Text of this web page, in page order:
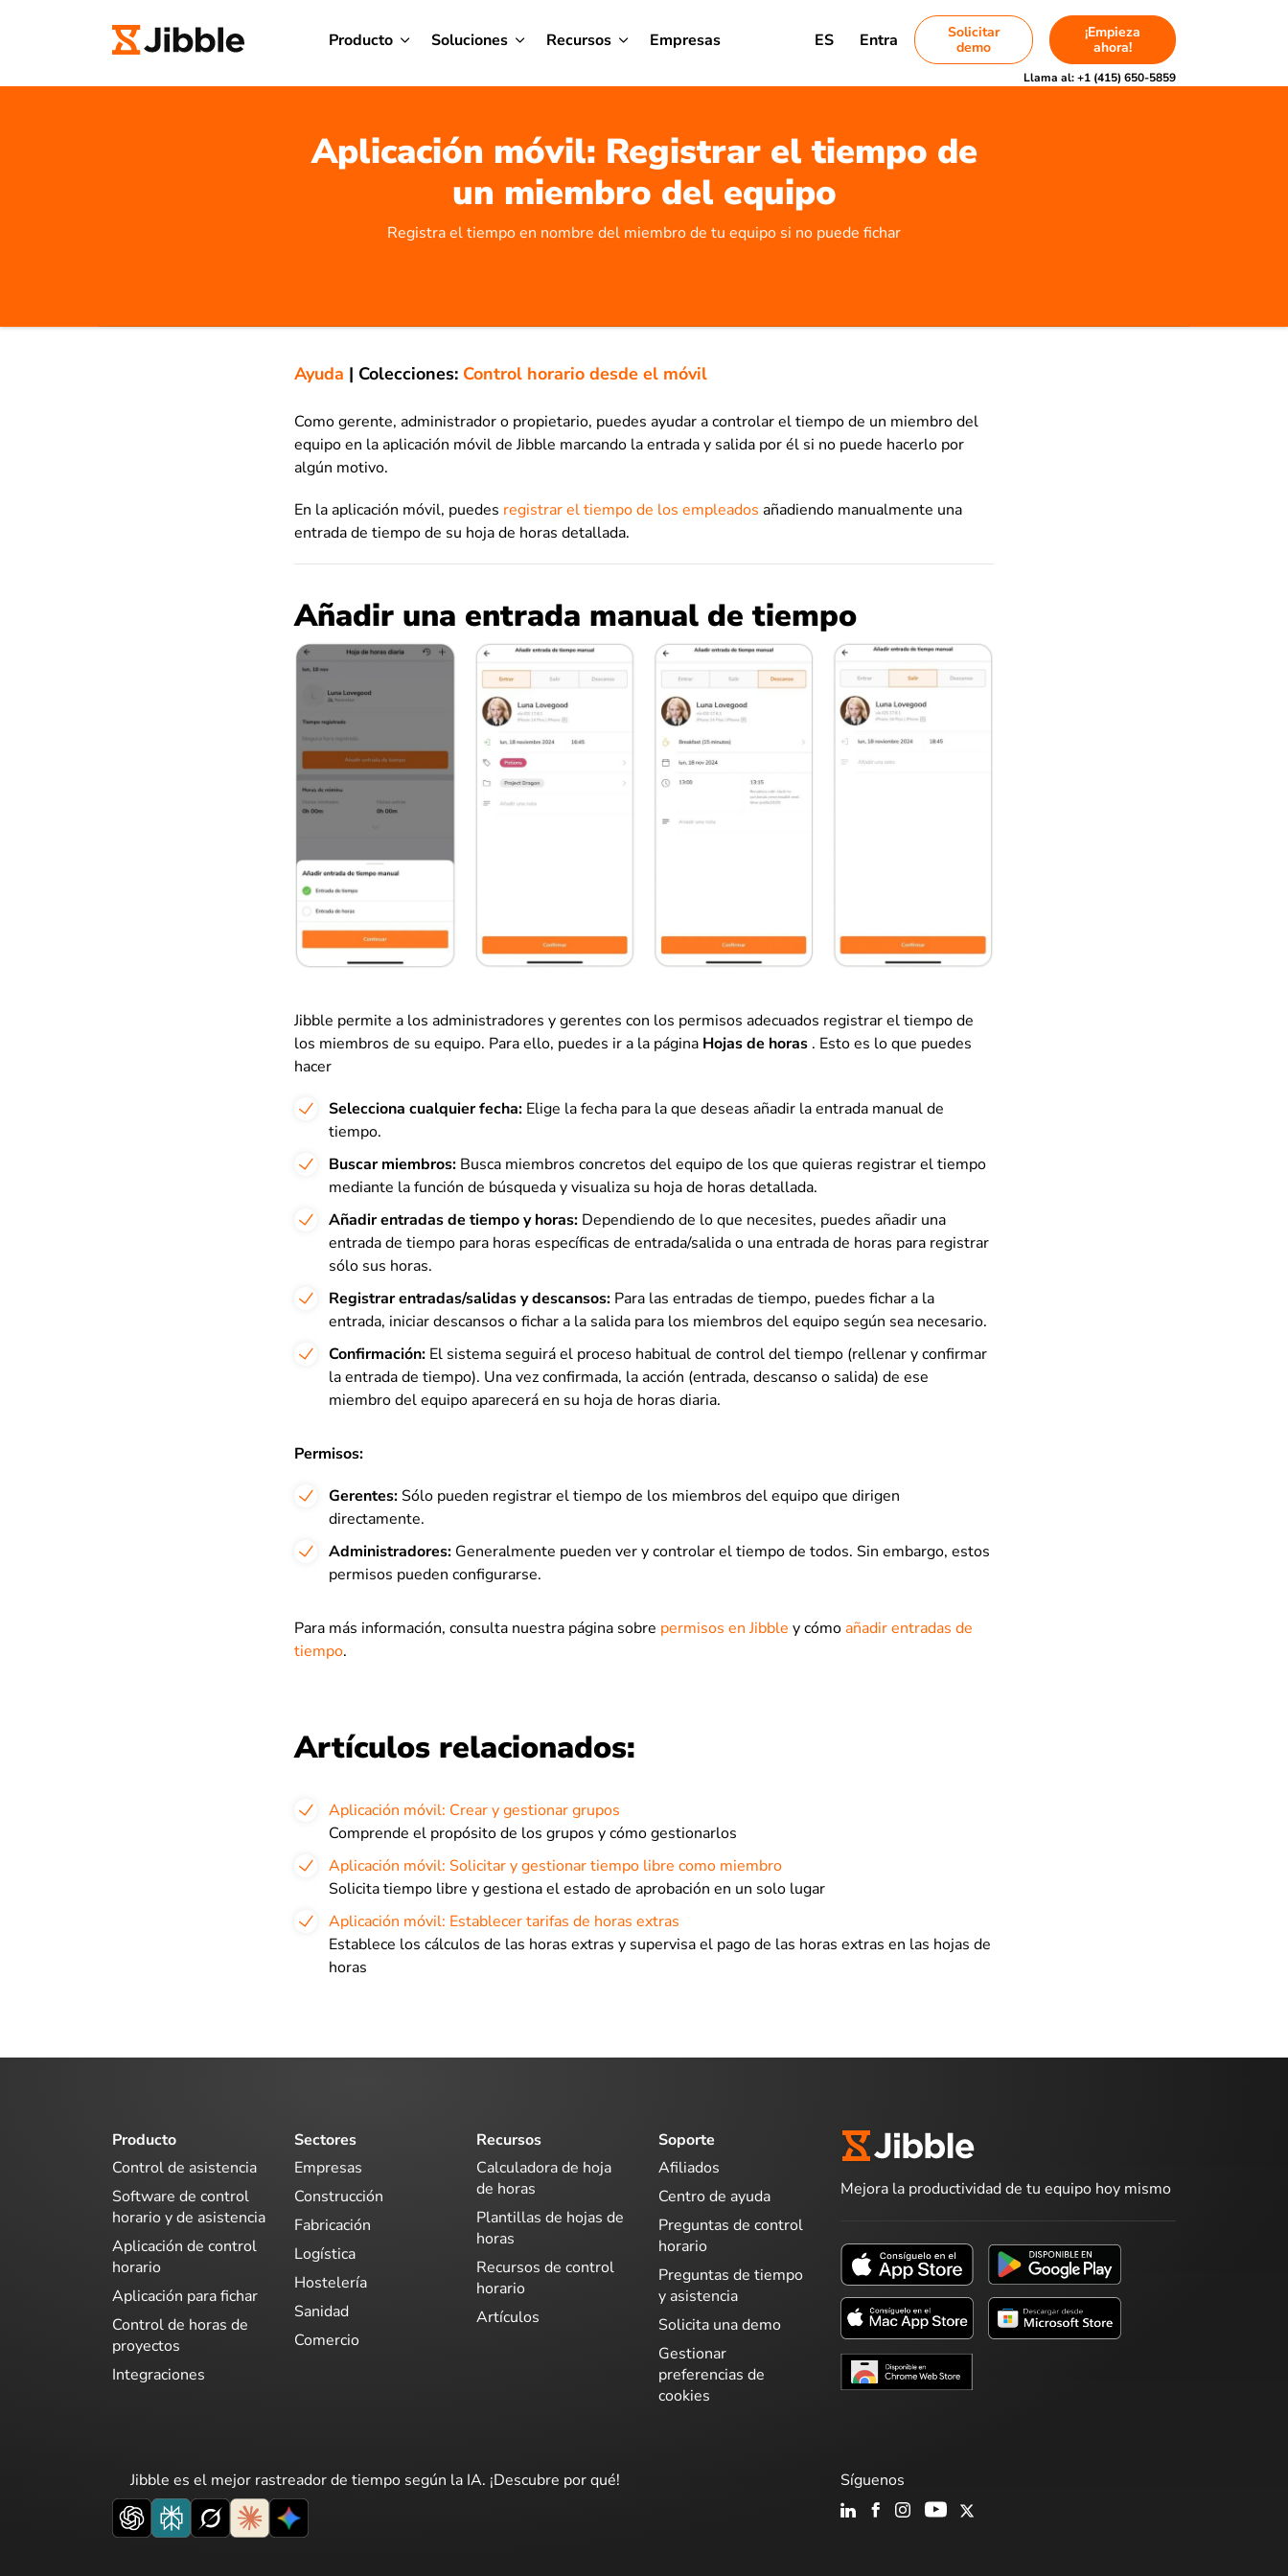
Producto Soluciones Recursos Empresas ES Entra
Solicitar
demo
¡Empieza
ahora!
Llama al:+1 (415) 650-5859
Aplicación móvil: Registrar el tiempo de
un miembro del equipo
Registra el tiempo en nombre del miembro de tu equipo si no puede fichar
Ayuda | Colecciones: Control horario desde el móvil
Como gerente, administrador o propietario, puedes ayudar a controlar el tiempo de un miembro del
equipo en la aplicación móvil de Jibble marcando la entrada y salida por él si no puede hacerlo por
algún motivo.
En la aplicación móvil, puedes registrar el tiempo de los empleados añadiendo manualmente una
entrada de tiempo de su hoja de horas detallada.
Añadir una entrada manual de tiempo
Jibble permite a los administradores y gerentes con los permisos adecuados registrar el tiempo de
los miembros de su equipo. Para ello, puedes ir a la página Hojas de horas . Esto es lo que puedes
hacer
Selecciona cualquier fecha: Elige la fecha para la que deseas añadir la entrada manual de
tiempo.
Buscar miembros: Busca miembros concretos del equipo de los que quieras registrar el tiempo
mediante la función de búsqueda y visualiza su hoja de horas detallada.
Añadir entradas de tiempo y horas: Dependiendo de lo que necesites, puedes añadir una
entrada de tiempo para horas específicas de entrada/salida o una entrada de horas para registrar
sólo sus horas.
Registrar entradas/salidas y descansos: Para las entradas de tiempo, puedes fichar a la
entrada, iniciar descansos o fichar a la salida para los miembros del equipo según sea necesario.
Confirmación: El sistema seguirá el proceso habitual de control del tiempo (rellenar y confirmar
la entrada de tiempo). Una vez confirmada, la acción (entrada, descanso o salida) de ese
miembro del equipo aparecerá en su hoja de horas diaria.
Permisos:
Gerentes: Sólo pueden registrar el tiempo de los miembros del equipo que dirigen
directamente.
Administradores: Generalmente pueden ver y controlar el tiempo de todos. Sin embargo, estos
permisos pueden configurarse.
Para más información, consulta nuestra página sobre permisos en Jibble y cómoañadir entradas de
tiempo.
Artículos relacionados:
Aplicación móvil: Crear y gestionar grupos
Comprende el propósito de los grupos y cómo gestionarlos
Aplicación móvil: Solicitar y gestionar tiempo libre como miembro
Solicita tiempo libre y gestiona el estado de aprobación en un solo lugar
Aplicación móvil: Establecer tarifas de horas extras
Establece los cálculos de las horas extras y supervisa el pago de las horas extras en las hojas de
horas
Producto
Control de asistencia
Software de control
horario y de asistencia
Aplicación de control
horario
Aplicación para fichar
Control de horas de
proyectos
Integraciones
Sectores
Empresas
Construcción
Fabricación
Logística
Hostelería
Sanidad
Comercio
Recursos
Calculadora de hoja
de horas
Plantillas de hojas de
horas
Recursos de control
horario
Artículos
Soporte
Afiliados
Centro de ayuda
Preguntas de control
horario
Preguntas de tiempo
y asistencia
Solicita una demo
Gestionar
preferencias de
cookies
Mejora la productividad de tu equipo hoy mismo
Jibble es el mejor rastreador de tiempo según la IA. ¡Descubre por qué! Síguenos